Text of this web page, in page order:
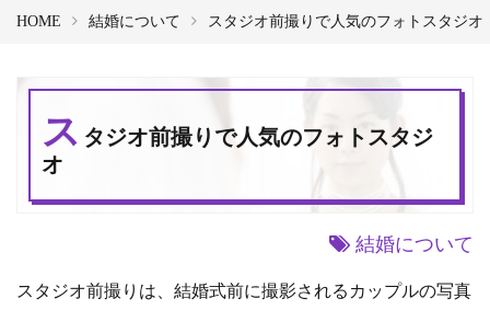
HOME 結婚について スタジオ前撮りで人気のフォトスタジオ
ス タジオ前撮りで人気のフォトスタジ
オ
結婚について
スタジオ前撮りは、結婚式前に撮影されるカップルの写真